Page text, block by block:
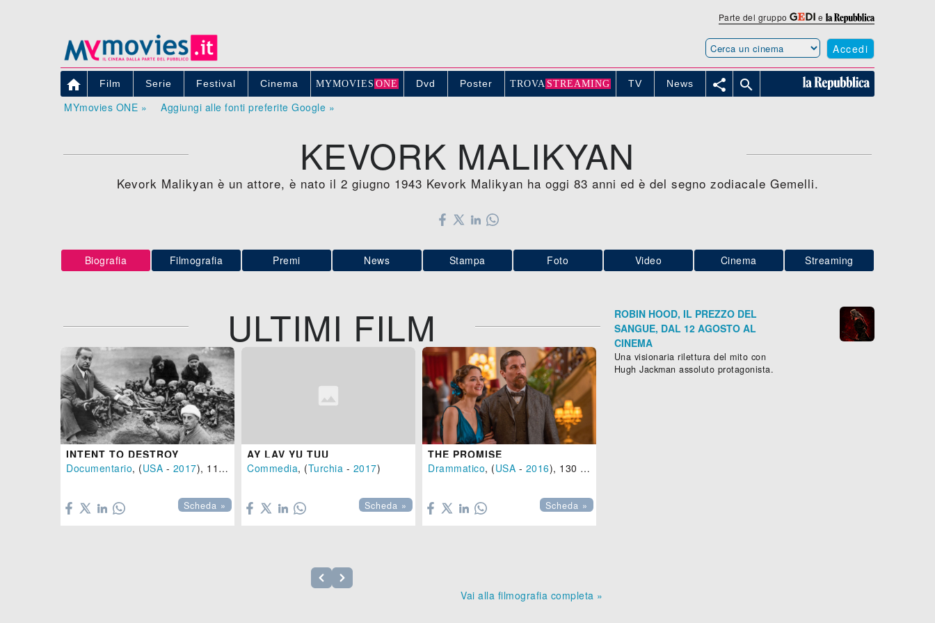
Parte del gruppo e
Accedi
 Film Serie Festival Cinema MYMOVIE S ONE Dvd Poster TROVA STREAMING TV News  
MYmovies ONE » Aggiungi alle fonti preferite Google »
KEVORK MALIKYAN
Kevork Malikyan è un attore, è nato il 2 giugno 1943 Kevork Malikyan ha oggi 83 anni ed è del segno zodiacale Gemelli.
Biografia Filmografia Premi News Stampa Foto Video Cinema Streaming
ULTIMI FILM
INTENT TO DESTROY
Documentario, (USA - 2017), 115 min.
Scheda »
AY LAV YU TUU
Commedia, (Turchia - 2017)
Scheda »
THE PROMISE
Drammatico, (USA - 2016), 130 min.
Scheda »
Vai alla filmografia completa »
ROBIN HOOD, IL PREZZO DEL
SANGUE, DAL 12 AGOSTO AL
CINEMA
Una visionaria rilettura del mito con
Hugh Jackman assoluto protagonista.